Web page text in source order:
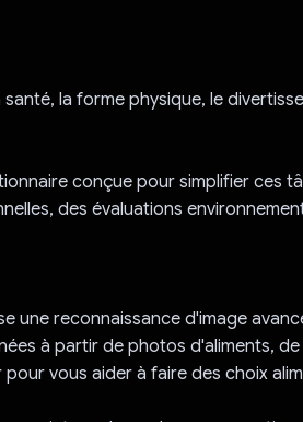
la forme physique, le
conçue pour simplifier ces
des évaluations
une reconnaissance d'image
à partir de photos d'aliments,
vous aider à faire des choix